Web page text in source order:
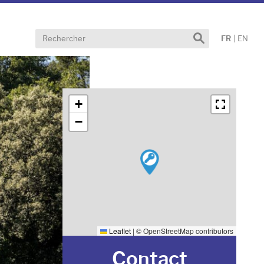
Effectuer
FR | EN
+
−
Leaflet | © OpenStreetMap contributors
Contact